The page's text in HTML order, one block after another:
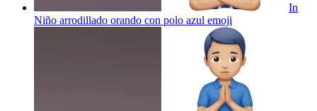
In
Niño arrodillado orando con polo azul emoji